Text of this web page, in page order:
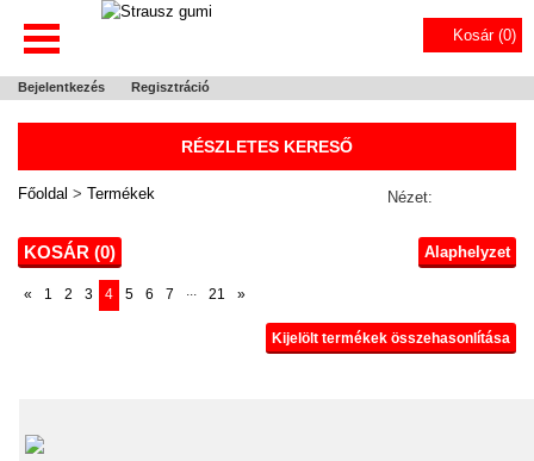
Kosár (0)
Bejelentkezés Regisztráció
RÉSZLETES KERESŐ
Főoldal > Termékek Nézet:
KOSÁR (0) Alaphelyzet
« 1 2 3 4 5 6 7 ... 21 »
Kijelölt termékek összehasonlítása